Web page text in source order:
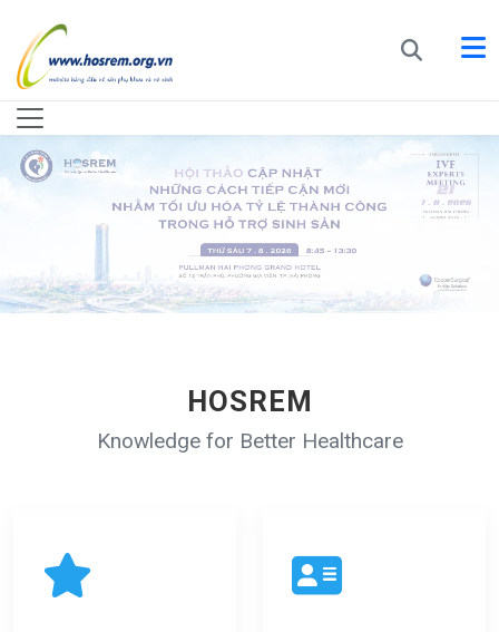
HOSREM
Knowledge for Better Healthcare